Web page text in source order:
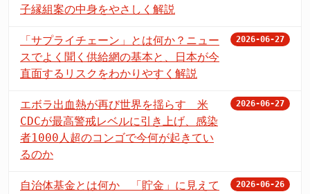
子縁組案の中身をやさしく解説
「サプライチェーン」とは何か？ニュー
スでよく聞く供給網の基本と、日本が今
直面するリスクをわかりやすく解説
2026-06-27
エボラ出血熱が再び世界を揺らす 米
CDCが最高警戒レベルに引き上げ、感染
者1000人超のコンゴで今何が起きてい
るのか
2026-06-27
自治体基金とは何か 「貯金」に見えて
2026-06-26